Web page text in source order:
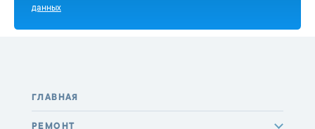
данных
ГЛАВНАЯ
РЕМОНТ